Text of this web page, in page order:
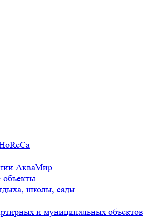
АкваМир
объекты
школы, сады
и муниципальных объектов